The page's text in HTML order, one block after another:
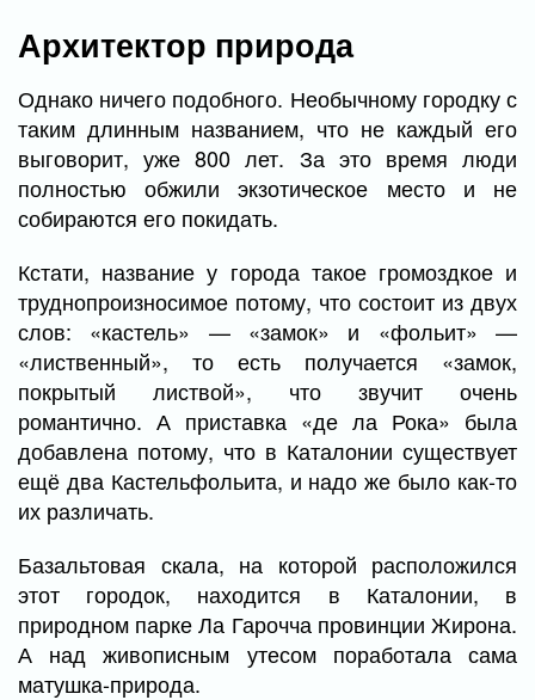
Архитектор природа
Однако ничего подобного. Необычному городку с
таким длинным названием, что не каждый его
выговорит, уже 800 лет. За это время люди
полностью обжили экзотическое место и не
собираются его покидать.
Кстати, название у города такое громоздкое и
труднопроизносимое потому, что состоит из двух
слов: «кастель» — «замок» и «фольит» —
«лиственный», то есть получается «замок,
покрытый листвой», что звучит очень
романтично. А приставка «де ла Рока» была
добавлена потому, что в Каталонии существует
ещё два Кастельфольита, и надо же было как-то
их различать.
Базальтовая скала, на которой расположился
этот городок, находится в Каталонии, в
природном парке Ла Гарочча провинции Жирона.
А над живописным утесом поработала сама
матушка-природа.